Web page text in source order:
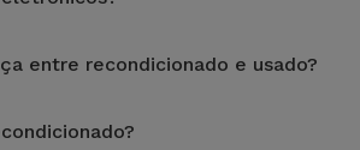
a reparação de algum componente
Services passam por vários e rigorosos
entre recondicionado e usado?
especializados para assegurar o